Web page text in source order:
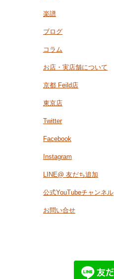
楽譜
ブログ
コラム
お店・実店舗について
京都 Feild店
東京店
Twitter
Facebook
Instagram
LINE@ 友だち追加
公式YouTubeチャンネル
お問い合せ